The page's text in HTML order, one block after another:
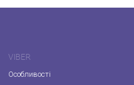
VIBER
Особливості